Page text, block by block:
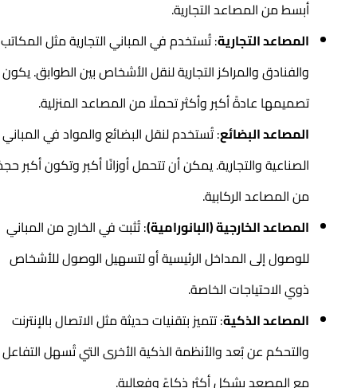
أبسط من المصاعد التجارية.
المصاعد التجارية: تُستخدم في المباني التجارية مثل المكاتب
والفنادق والمراكز التجارية لنقل الأشخاص بين الطوابق. يكون
تصميمها عادةً أكبر وأكثر تحملًا من المصاعد المنزلية.
المصاعد البضائع: تُستخدم لنقل البضائع والمواد في المباني
الصناعية والتجارية. يمكن أن تتحمل أوزانًا أكبر وتكون أكبر حجمًا
من المصاعد الركابية.
المصاعد الخارجية (البانورامية): تُثبت في الخارج من المباني
للوصول إلى المداخل الرئيسية أو لتسهيل الوصول للأشخاص
ذوي الاحتياجات الخاصة.
المصاعد الذكية: تتميز بتقنيات حديثة مثل الاتصال بالإنترنت
والتحكم عن بُعد والأنظمة الذكية الأخرى التي تُسهل التفاعل
مع المصعد بشكل أكثر ذكاءً وفعالية.